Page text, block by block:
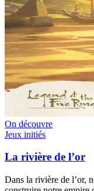
On découvre
Jeux initiés
La rivière de l’or
Dans la rivière de l’or,